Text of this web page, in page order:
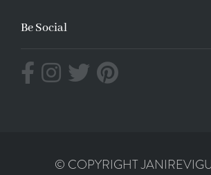
Be Social
© COPYRIGHT